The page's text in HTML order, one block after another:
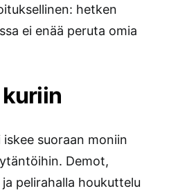
hetken
ei enää peruta omia
suoraan moniin
Demot,
pelirahalla houkuttelu